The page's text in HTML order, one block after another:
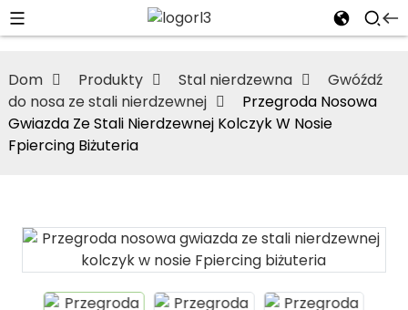
Dom Produkty Stal nierdzewna
Gwóźdź
do nosa ze stali nierdzewnej
Przegroda Nosowa
Gwiazda Ze Stali Nierdzewnej Kolczyk W Nosie
Fpiercing Biżuteria